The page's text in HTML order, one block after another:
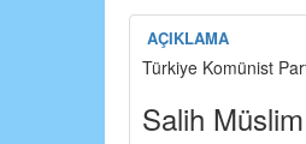
AÇIKLAMA
Türkiye Komünist
Salih